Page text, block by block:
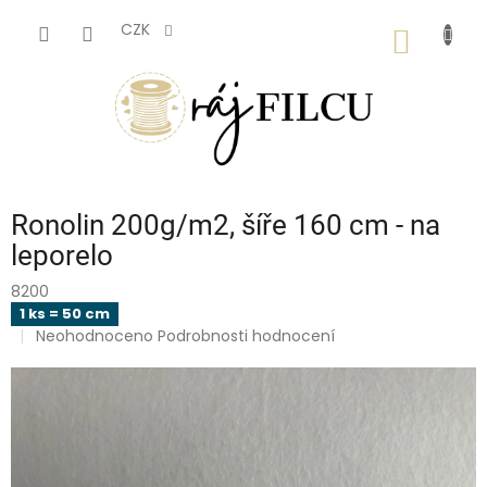
CZK
Ronolin 200g/m2, šíře 160 cm - na
leporelo
8200
1 ks = 50 cm
Průměrné
Neohodnoceno Podrobnosti hodnocení